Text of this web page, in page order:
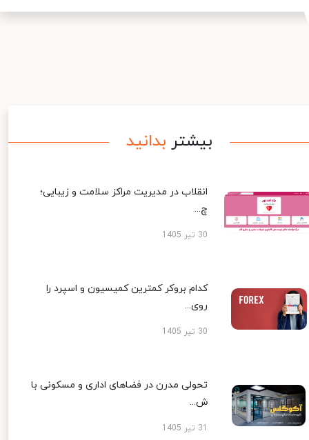
بیشتر بدانید
انقلاب در مدیریت مراکز سلامت و زیبایی؛
چ...
30 تیر 1405
کدام بروکر کمترین کمیسیون و اسپرد را
روی...
30 تیر 1405
تحولی مدرن در فضاهای اداری و مسکونی با
ش...